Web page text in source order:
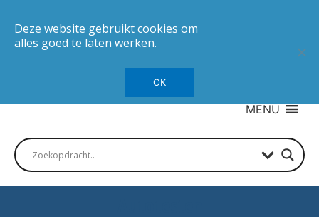
MENU
Deze website gebruikt cookies om
alles goed te laten werken.
OK